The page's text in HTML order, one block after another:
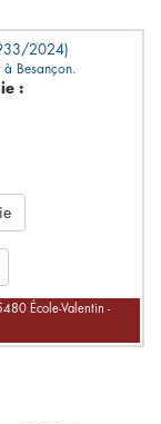
2024)
Besançon.
:
École-Valentin -